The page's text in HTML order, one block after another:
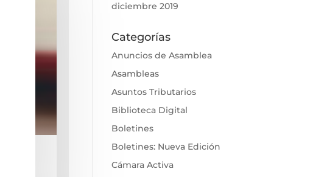
diciembre 2019
Categorías
Anuncios de Asamblea
Asambleas
Asuntos Tributarios
Biblioteca Digital
Boletines
Boletines: Nueva Edición
Cámara Activa